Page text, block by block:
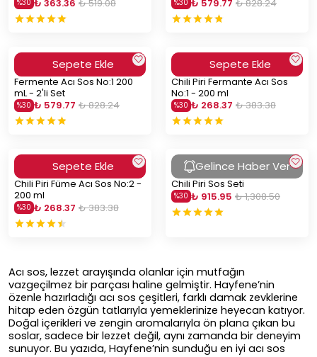
%30 ₺ 363.36 ₺ 519.08 %30 ₺ 579.77 ₺ 828.24
Sepete Ekle
Fermente Acı Sos No:1 200
mL - 2'li Set
%30 ₺ 579.77 ₺ 828.24
Sepete Ekle
Chili Piri Fermante Acı Sos
No:1 - 200 ml
%30 ₺ 268.37 ₺ 383.38
Sepete Ekle
Chili Piri Füme Acı Sos No:2 -
200 ml
%30 ₺ 268.37 ₺ 383.38
Gelince Haber Ver
Chili Piri Sos Seti
%30 ₺ 915.95 ₺ 1,308.50
Acı sos, lezzet arayışında olanlar için mutfağın
vazgeçilmez bir parçası haline gelmiştir. Hayfene’nin
özenle hazırladığı acı sos çeşitleri, farklı damak zevklerine
hitap eden özgün tatlarıyla yemeklerinize heyecan katıyor.
Doğal içerikleri ve zengin aromalarıyla ön plana çıkan bu
soslar, sadece bir lezzet değil, aynı zamanda bir deneyim
sunuyor. Bu yazıda, Hayfene’nin sunduğu en iyi acı sos